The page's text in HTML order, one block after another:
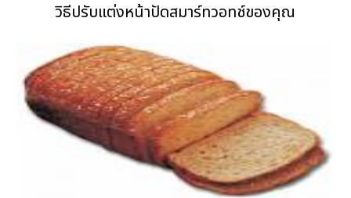
วิธีปรับแต่งหน้าปัดสมาร์ทวอทช์ของคุณ